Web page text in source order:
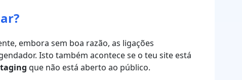
embora sem boa razão, as ligações
Isto também acontece se o teu site está
que não está aberto ao público.